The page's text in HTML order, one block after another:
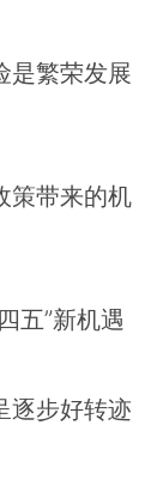
是繁荣发展
策带来的机
五”新机遇
逐步好转迹